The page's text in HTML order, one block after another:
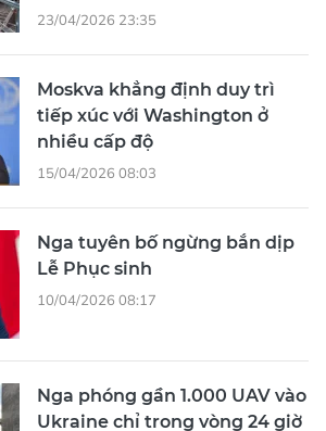
23/04/2026 23:35
Moskva khẳng định duy trì
tiếp xúc với Washington ở
nhiều cấp độ
15/04/2026 08:03
Nga tuyên bố ngừng bắn dịp
Lễ Phục sinh
10/04/2026 08:17
Nga phóng gần 1.000 UAV vào
Ukraine chỉ trong vòng 24 giờ